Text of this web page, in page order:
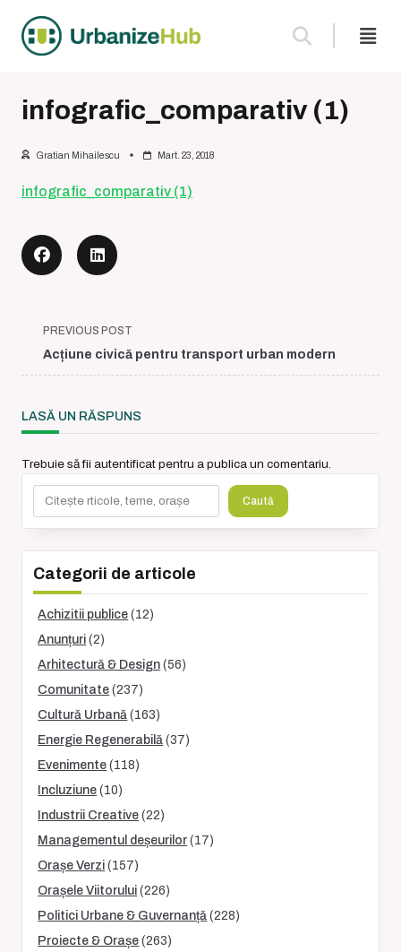
content
infografic_comparativ (1)
Gratian Mihailescu Mart. 23, 2018
infografic_comparativ (1)
<span
class="nav-
subtitle
reader-
text">Page</span>
PREVIOUS POST
Acțiune civică pentru transport urban modern
LASĂ UN RĂSPUNS
Trebuie să fii autentificat pentru a publica un comentariu.
Caută
Categorii de articole
Achizitii publice (12)
Anunțuri (2)
Arhitectură & Design (56)
Comunitate (237)
Cultură Urbană (163)
Energie Regenerabilă (37)
Evenimente (118)
Incluziune (10)
Industrii Creative (22)
Managementul deșeurilor (17)
Orașe Verzi (157)
Orașele Viitorului (226)
Politici Urbane & Guvernanță (228)
Proiecte & Orașe (263)